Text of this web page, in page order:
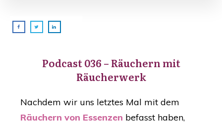
Podcast 036 – Räuchern mit
Räucherwerk
Nachdem wir uns letztes Mal mit dem
Räuchern von Essenzen befasst haben,